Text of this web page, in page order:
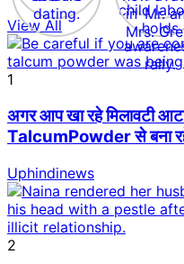
View All
1
अगर आप खा रहे मिलावटी आटा
TalcumPowder से बना
Uphindinews
2